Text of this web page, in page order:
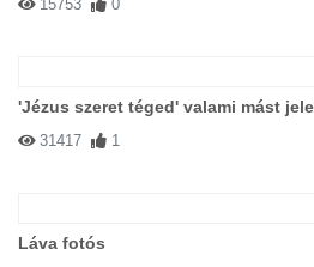
15753 0
'Jézus szeret téged' valami mást
31417 1
Láva fotós